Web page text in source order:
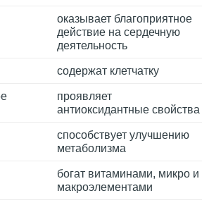
оказывает благоприятное
действие на сердечную
деятельность
содержат клетчатку
проявляет
антиоксидантные свойства
способствует улучшению
метаболизма
богат витаминами, микро и
макроэлементами